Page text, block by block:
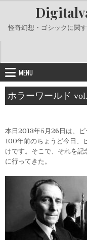
content
怪奇幻想・ゴシックに関
MENU
ホラーワールド
本日2013年5月26日は、
100年前のちょうど今日、
けです。そこで、それを記
に行ってきた。